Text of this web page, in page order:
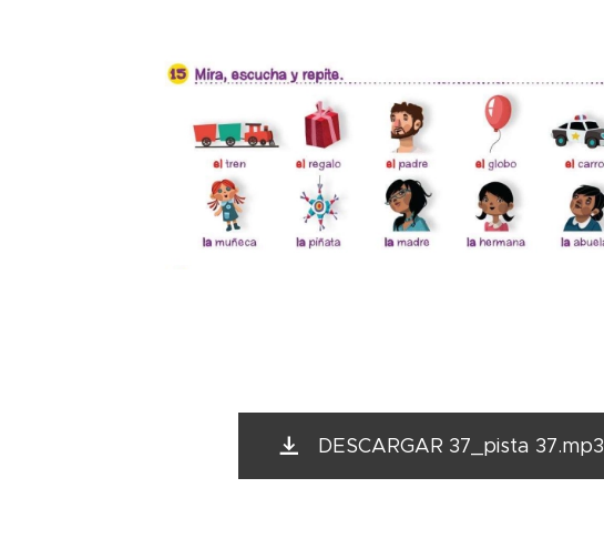
DESCARGAR 37_pista 37.mp3